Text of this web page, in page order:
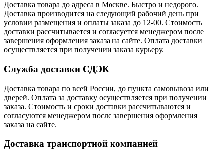
Доставка товара до адреса в Москве. Быстро и недорого.
Доставка производится на следующий рабочий день при
условии размещения и оплаты заказа до 12-00. Стоимость
доставки рассчитывается и согласуется менеджером после
завершения оформления заказа на сайте. Оплата доставки
осуществляется при получении заказа курьеру.
Служба доставки СДЭК
Доставка товара по всей России, до пункта самовывоза или
дверей. Оплата за доставку осуществляется при получении
заказа. Стоимость и сроки доставки рассчитываются и
согласуются менеджером после завершения оформления
заказа на сайте.
Доставка транспортной компанией